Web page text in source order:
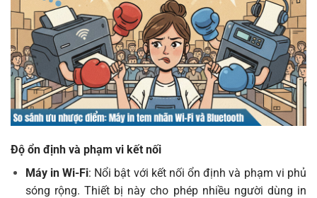
Độ ổn định và phạm vi kết nối
Máy in Wi-Fi: Nổi bật với kết nối ổn định và phạm vi phủ
sóng rộng. Thiết bị này cho phép nhiều người dùng in